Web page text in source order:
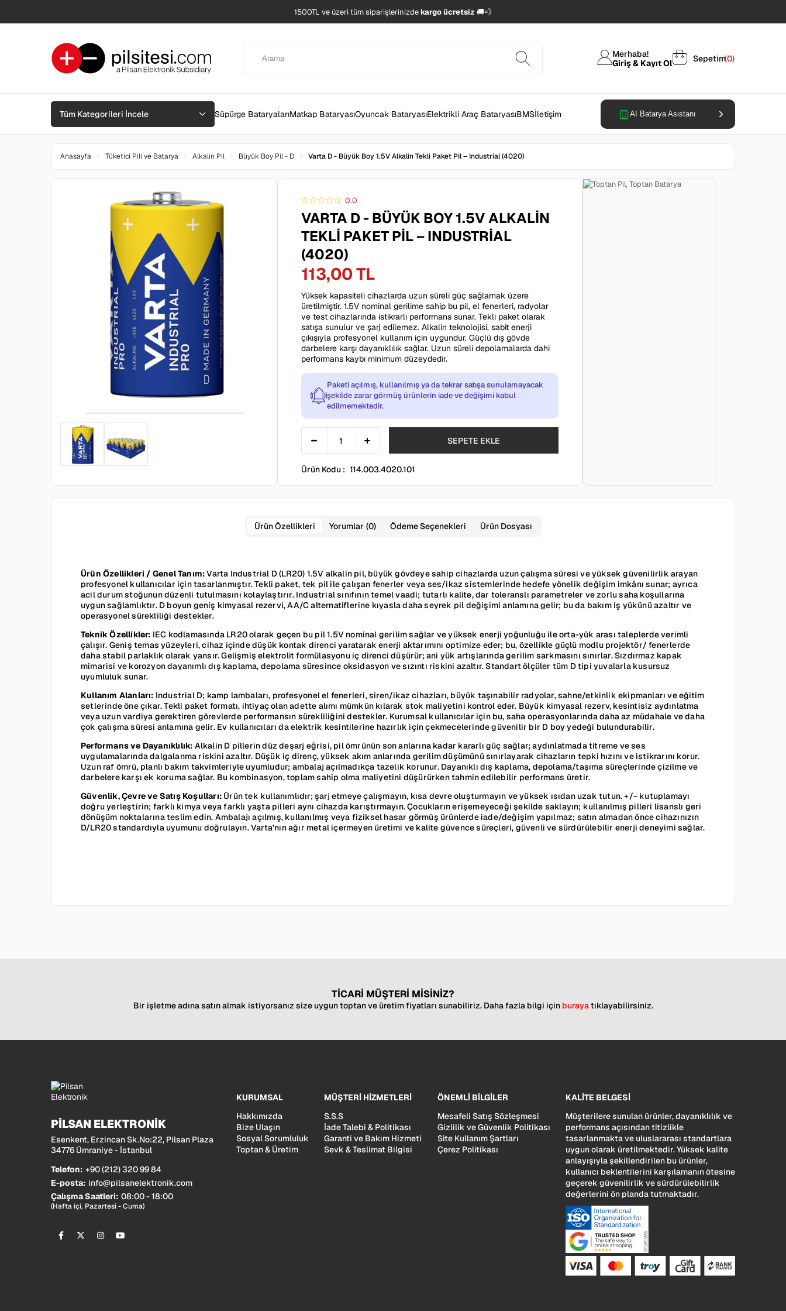
1500TL ve üzeri tüm siparişlerinizdekargo ücretsiz 🚚💨
Merhaba!
Giriş & Kayıt Ol
Sepetim0
Tüm Kategorileri İncele Süpürge BataryalarıMatkap BataryasıOyuncak BataryasıElektrikli Araç BataryasıBMSİletişim AI Batarya Asistanı
Anasayfa Tüketici Pili ve Batarya Alkalin Pil Büyük Boy Pil - D Varta D - Büyük Boy 1.5V Alkalin Tekli Paket Pil – Industrial (4020)
0.0
VARTA D - BÜYÜK BOY 1.5V ALKALIN
TEKLI PAKET PIL – INDUSTRIAL
(4020)
113,00 TL
Yüksek kapasiteli cihazlarda uzun süreli güç sağlamak üzere
üretilmiştir. 1.5V nominal gerilime sahip bu pil, el fenerleri, radyolar
ve test cihazlarında istikrarlı performans sunar. Tekli paket olarak
satışa sunulur ve şarj edilemez. Alkalin teknolojisi, sabit enerji
çıkışıyla profesyonel kullanım için uygundur. Güçlü dış gövde
darbelere karşı dayanıklılık sağlar. Uzun süreli depolamalarda dahi
performans kaybı minimum düzeydedir.
Paketi açılmış, kullanılmış ya da tekrar satışa sunulamayacak
şekilde zarar görmüş ürünlerin iade ve değişimi kabul
edilmemektedir.
Ürün Kodu : 114.003.4020.101
Ürün Özellikleri Yorumlar (0) Ödeme Seçenekleri Ürün Dosyası
Ürün Özellikleri / Genel Tanım:Varta Industrial D (LR20) 1.5V alkalin pil, büyük gövdeye sahip cihazlarda uzun çalışma süresi ve yüksek güvenilirlik arayan
profesyonel kullanıcılar için tasarlanmıştır. Tekli paket, tek pil ile çalışan fenerler veya ses/ikaz sistemlerinde hedefe yönelik değişim imkânı sunar; ayrıca
acil durum stoğunun düzenli tutulmasını kolaylaştırır. Industrial sınıfının temel vaadi; tutarlı kalite, dar toleranslı parametreler ve zorlu saha koşullarına
uygun sağlamlıktır. D boyun geniş kimyasal rezervi, AA/C alternatiflerine kıyasla daha seyrek pil değişimi anlamına gelir; bu da bakım iş yükünü azaltır ve
operasyonel sürekliliği destekler.
Teknik Özellikler: IEC kodlamasında LR20 olarak geçen bu pil 1.5V nominal gerilim sağlar ve yüksek enerji yoğunluğu ile orta-yük arası taleplerde verimli
çalışır. Geniş temas yüzeyleri, cihaz içinde düşük kontak direnci yaratarak enerji aktarımını optimize eder; bu, özellikle güçlü modlu projektör/ fenerlerde
daha stabil parlaklık olarak yansır. Gelişmiş elektrolit formülasyonu iç direnci düşürür; ani yük artışlarında gerilim sarkmasını sınırlar. Sızdırmaz kapak
mimarisi ve korozyon dayanımlı dış kaplama, depolama süresince oksidasyon ve sızıntı riskini azaltır. Standart ölçüler tüm D tipi yuvalarla kusursuz
uyumluluk sunar.
Kullanım Alanları: Industrial D; kamp lambaları, profesyonel el fenerleri, siren/ikaz cihazları, büyük taşınabilir radyolar, sahne/etkinlik ekipmanları ve eğitim
setlerinde öne çıkar. Tekli paket formatı, ihtiyaç olan adette alımı mümkün kılarak stok maliyetini kontrol eder. Büyük kimyasal rezerv, kesintisiz aydınlatma
veya uzun vardiya gerektiren görevlerde performansın sürekliliğini destekler. Kurumsal kullanıcılar için bu, saha operasyonlarında daha az müdahale ve daha
çok çalışma süresi anlamına gelir. Ev kullanıcıları da elektrik kesintilerine hazırlık için çekmecelerinde güvenilir bir D boy yedeği bulundurabilir.
Performans ve Dayanıklılık: Alkalin D pillerin düz deşarj eğrisi, pil ömrünün son anlarına kadar kararlı güç sağlar; aydınlatmada titreme ve ses
uygulamalarında dalgalanma riskini azaltır. Düşük iç direnç, yüksek akım anlarında gerilim düşümünü sınırlayarak cihazların tepki hızını ve istikrarını korur.
Uzun raf ömrü, planlı bakım takvimleriyle uyumludur; ambalaj açılmadıkça tazelik korunur. Dayanıklı dış kaplama, depolama/taşıma süreçlerinde çizilme ve
darbelere karşı ek koruma sağlar. Bu kombinasyon, toplam sahip olma maliyetini düşürürken tahmin edilebilir performans üretir.
Güvenlik, Çevre ve Satış Koşulları: Ürün tek kullanımlıdır; şarj etmeye çalışmayın, kısa devre oluşturmayın ve yüksek ısıdan uzak tutun. +/− kutuplamayı
doğru yerleştirin; farklı kimya veya farklı yaşta pilleri aynı cihazda karıştırmayın. Çocukların erişemeyeceği şekilde saklayın; kullanılmış pilleri lisanslı geri
dönüşüm noktalarına teslim edin. Ambalajı açılmış, kullanılmış veya fiziksel hasar görmüş ürünlerde iade/değişim yapılmaz; satın almadan önce cihazınızın
D/LR20 standardıyla uyumunu doğrulayın. Varta’nın ağır metal içermeyen üretimi ve kalite güvence süreçleri, güvenli ve sürdürülebilir enerji deneyimi sağlar.
TİCARİ MÜŞTERİ MİSİNİZ?
Bir işletme adına satın almak istiyorsanız size uygun toptan ve üretim fiyatları sunabiliriz. Daha fazla bilgi için burayatıklayabilirsiniz.
PİLSAN ELEKTRONİK
Esenkent, Erzincan Sk.No:22, Pilsan Plaza
34776 Ümraniye - İstanbul
Telefon: +90 (212) 320 99 84
E-posta: info@pilsanelektronik.com
Çalışma Saatleri: 08:00 - 18:00
(Hafta içi, Pazartesi - Cuma)
KURUMSAL
Hakkımızda
Bize Ulaşın
Sosyal Sorumluluk
Toptan & Üretim
MÜŞTERİ HİZMETLERİ
S.S.S
İade Talebi & Politikası
Garanti ve Bakım Hizmeti
Sevk & Teslimat Bilgisi
ÖNEMLİ BİLGİLER
Mesafeli Satış Sözleşmesi
Gizlilik ve Güvenlik Politikası
Site Kullanım Şartları
Çerez Politikası
KALİTE BELGESİ
Müşterilere sunulan ürünler, dayanıklılık ve
performans açısından titizlikle
tasarlanmakta ve uluslararası standartlara
uygun olarak üretilmektedir. Yüksek kalite
anlayışıyla şekillendirilen bu ürünler,
kullanıcı beklentilerini karşılamanın ötesine
geçerek güvenilirlik ve sürdürülebilirlik
değerlerini ön planda tutmaktadır.